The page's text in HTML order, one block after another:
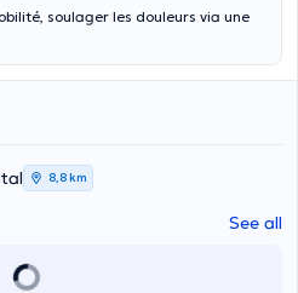
soulager les douleurs via une
8,8 km
See all